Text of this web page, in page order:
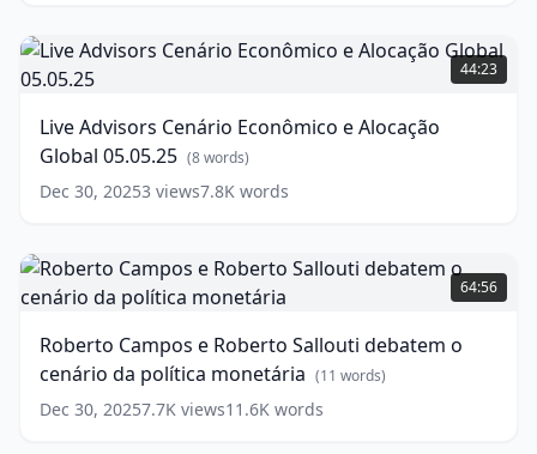
words)
Live
Advisors
Cenário
e
Alocação
Global
05.05.25
44:23
Live Advisors Cenário Econômico e Alocação
Global 05.05.25 (8words)
Dec 30, 20253 views7.8K words
Roberto
Campos
e
Sallouti
debatem
o
cenário
64:56
Roberto Campos e Roberto Sallouti debatem o
cenário da política monetária (11 words)
Dec 30, 20257.7K views11.6K words